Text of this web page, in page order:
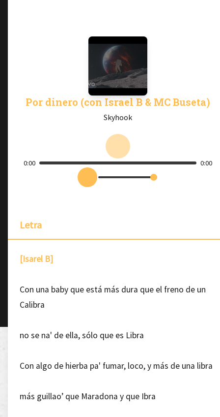
Por dinero (con Israel B & MC Buseta)
Skyhook
0:00 0:00
Letra
[Isarel B]
Con una baby que está más dura que el freno de un
Calibra
no se na' de ella, sólo que es Libra
Con algo de hierba pa' fumar, loco, y más de una libra
más guillao’ que Maradona y que Ibra